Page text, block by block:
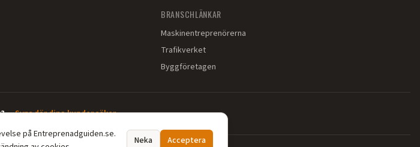
BRANSCHLÄNKAR
Maskinentreprenörerna
Trafikverket
Byggföretagen
—Syns där dina kunder söker →
på Entreprenadguiden.se.
Neka Acceptera